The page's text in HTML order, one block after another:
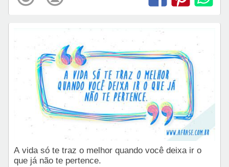
A vida só te traz o melhor quando você deixa ir o
que já não te pertence.